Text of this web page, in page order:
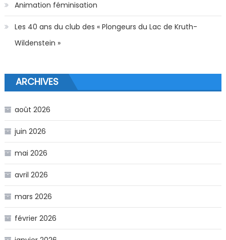
Animation féminisation
Les 40 ans du club des « Plongeurs du Lac de Kruth-
Wildenstein »
ARCHIVES
août 2026
juin 2026
mai 2026
avril 2026
mars 2026
février 2026